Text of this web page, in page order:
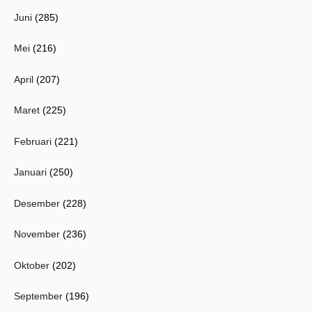
Juni (285)
Mei (216)
April (207)
Maret (225)
Februari (221)
Januari (250)
Desember (228)
November (236)
Oktober (202)
September (196)